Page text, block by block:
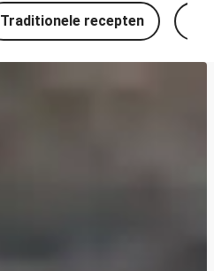
Traditionele recepten